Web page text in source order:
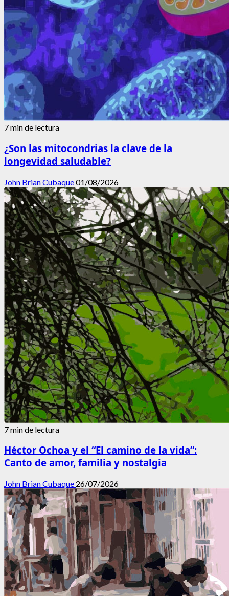
7 min de lectura
¿Son las mitocondrias la clave de la
longevidad saludable?
John Brian Cubaque01/08/2026
7 min de lectura
Héctor Ochoa y el “El camino de la vida”:
Canto de amor, familia y nostalgia
John Brian Cubaque 26/07/2026